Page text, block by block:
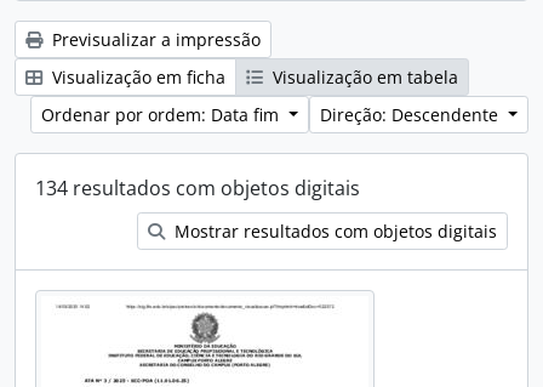
Previsualizar a impressão
Visualização em ficha
Visualização em tabela
Ordenar por ordem: Data fim
Direção: Descendente
134 resultados com objetos digitais
Mostrar resultados com objetos digitais